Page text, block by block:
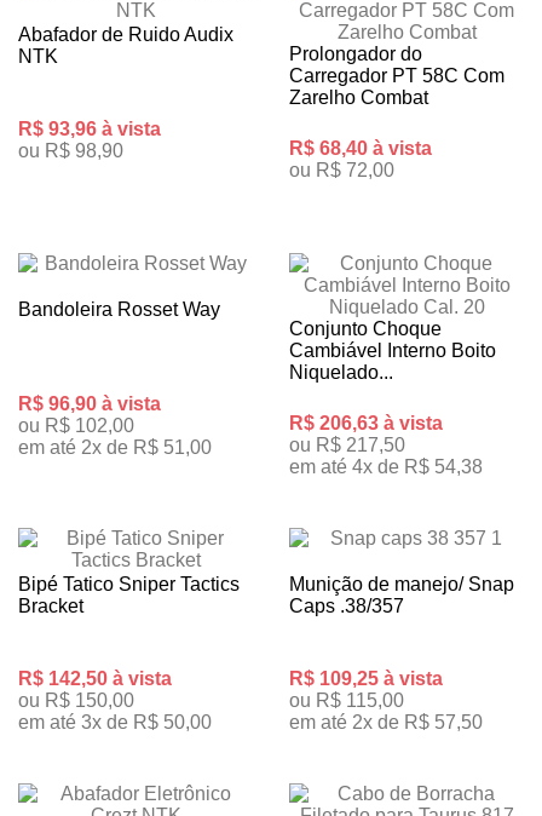
Abafador de Ruido Audix
NTK
R$ 93,96 à vista
ou R$ 98,90
Prolongador do
Carregador PT 58C Com
Zarelho Combat
R$ 68,40 à vista
ou R$ 72,00
Bandoleira Rosset Way
R$ 96,90 à vista
ou R$ 102,00
em até 2x de R$ 51,00
Conjunto Choque
Cambiável Interno Boito
Niquelado...
R$ 206,63 à vista
ou R$ 217,50
em até 4x de R$ 54,38
Bipé Tatico Sniper Tactics
Bracket
R$ 142,50 à vista
ou R$ 150,00
em até 3x de R$ 50,00
Munição de manejo/ Snap
Caps .38/357
R$ 109,25 à vista
ou R$ 115,00
em até 2x de R$ 57,50